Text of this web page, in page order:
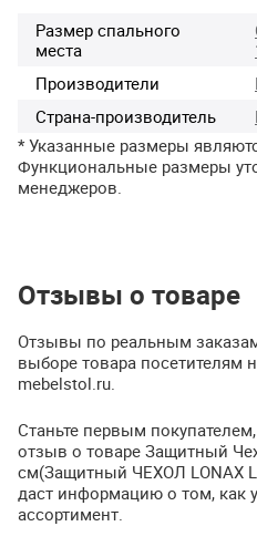
Размер спального
места
Производители
Страна-производитель
* Указанные размеры
Функциональные размеры
менеджеров.
Отзывы о товаре
Отзывы по реальным
выборе товара посетителям
mebelstol.ru.
Станьте первым
отзыв о товаре Защитный
см(Защитный ЧЕХОЛ LONAX
даст информацию о том, как
ассортимент.